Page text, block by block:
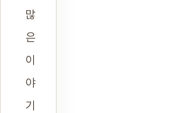
많
은
이
야
기